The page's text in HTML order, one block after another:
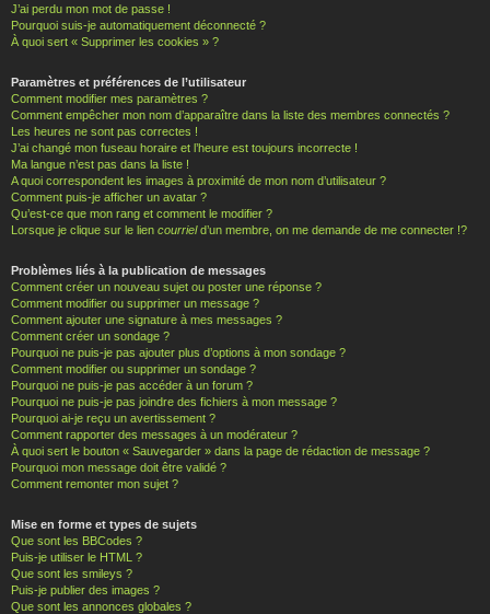
J’ai perdu mon mot de passe !
Pourquoi suis-je automatiquement déconnecté ?
À quoi sert « Supprimer les cookies » ?
Paramètres et préférences de l’utilisateur
Comment modifier mes paramètres ?
Comment empêcher mon nom d’apparaître dans la liste des membres connectés ?
Les heures ne sont pas correctes !
J’ai changé mon fuseau horaire et l’heure est toujours incorrecte !
Ma langue n’est pas dans la liste !
A quoi correspondent les images à proximité de mon nom d’utilisateur ?
Comment puis-je afficher un avatar ?
Qu’est-ce que mon rang et comment le modifier ?
Lorsque je clique sur le lien courrield’un membre, on me demande de me connecter !?
Problèmes liés à la publication de messages
Comment créer un nouveau sujet ou poster une réponse ?
Comment modifier ou supprimer un message ?
Comment ajouter une signature à mes messages ?
Comment créer un sondage ?
Pourquoi ne puis-je pas ajouter plus d’options à mon sondage ?
Comment modifier ou supprimer un sondage ?
Pourquoi ne puis-je pas accéder à un forum ?
Pourquoi ne puis-je pas joindre des fichiers à mon message ?
Pourquoi ai-je reçu un avertissement ?
Comment rapporter des messages à un modérateur ?
À quoi sert le bouton « Sauvegarder » dans la page de rédaction de message ?
Pourquoi mon message doit être validé ?
Comment remonter mon sujet ?
Mise en forme et types de sujets
Que sont les BBCodes ?
Puis-je utiliser le HTML ?
Que sont les smileys ?
Puis-je publier des images ?
Que sont les annonces globales ?